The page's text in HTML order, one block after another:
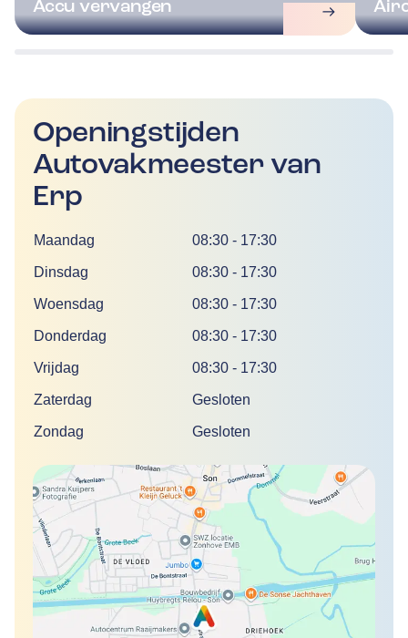
Accu vervangen
Openingstijden
Autovakmeester van
Erp
DagTijd
Maandag 08:30 - 17:30
Dinsdag 08:30 - 17:30
Woensdag 08:30 - 17:30
Donderdag 08:30 - 17:30
Vrijdag 08:30 - 17:30
Zaterdag Gesloten
Zondag Gesloten